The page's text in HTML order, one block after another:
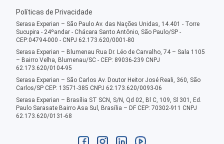
Políticas de Privacidade
Serasa Experian – São Paulo Av. das Nações Unidas, 14.401 - Torre
Sucupira - 24ºandar - Chácara Santo Antônio, São Paulo/SP -
CEP:04794-000 - CNPJ 62.173.620/0001-80
Serasa Experian – Blumenau Rua Dr. Léo de Carvalho, 74 – Sala 1105
– Bairro Velha, Blumenau/SC - CEP: 89036-239 CNPJ
62.173.620/0104-95
Serasa Experian – São Carlos Av. Doutor Heitor José Reali, 360, São
Carlos/SP CEP: 13571-385 CNPJ 62.173.620/0093-06
Serasa Experian – Brasília ST SCN, S/N, Qd 02, Bl C, 109, Sl 301, Ed.
Paulo Sarasate Bairro Asa Sul, Brasília – DF CEP: 70302-911 CNPJ
62.173.620/0131-68